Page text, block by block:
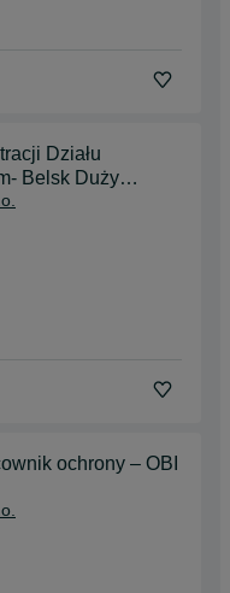
Działu
Belsk Duży
ochrony – OBI